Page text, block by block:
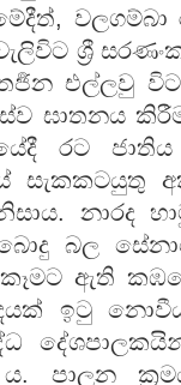
ශ්‍රී
එල්ලවු
ඝාතනය
රට
සැකකටයුතු
නාරද
බොදු බල
ඇති
ඉටු
පාලන